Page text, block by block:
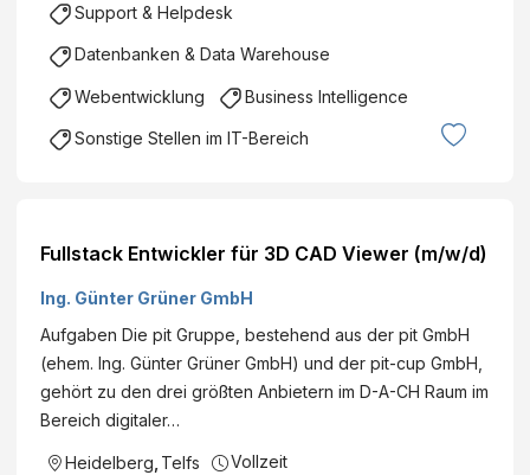
Support & Helpdesk
Datenbanken & Data Warehouse
Webentwicklung Business Intelligence
Sonstige Stellen im IT-Bereich
Fullstack Entwickler für 3D CAD Viewer (m/w/d)
Ing. Günter Grüner GmbH
Aufgaben Die pit Gruppe, bestehend aus der pit GmbH
(ehem. Ing. Günter Grüner GmbH) und der pit-cup GmbH,
gehört zu den drei größten Anbietern im D-A-CH Raum im
Bereich digitaler…
Heidelberg Telfs Vollzeit